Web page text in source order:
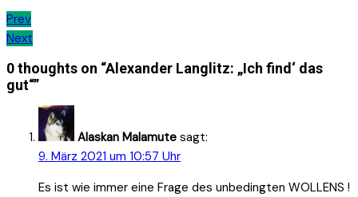
Beitrags-
Navigation
Prev
Next
0 thoughts on “Alexander Langlitz: „Ich find‘ das
gut“”
Alaskan Malamute sagt:
9. März 2021 um 10:57 Uhr
Es ist wie immer eine Frage des unbedingten WOLLENS !